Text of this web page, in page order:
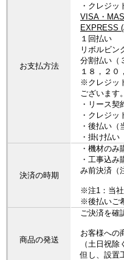
お支払方法
・クレジッ
VISA・
EXPRESS
１回払い
リボルビン
分割払い（
１８，２０
※クレジッ
ございます。
・リース契
・クレジッ
・後払い（
・掛け払い
決済の時期
・機材のみ
・工事込
み前決済（
※注1：当社
※後払いご
商品の発送
ご決済を確
お客様への
（土日祝除
但し、設置